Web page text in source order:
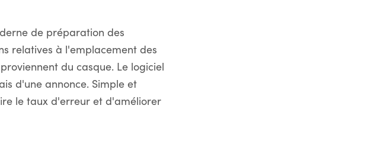
de préparation des
relatives à l'emplacement des
du casque. Le logiciel
d'une annonce. Simple et
le taux d'erreur et d'améliorer